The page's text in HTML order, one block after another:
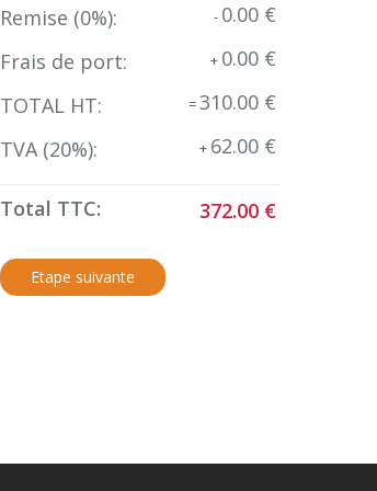
Remise (0%): - 0.00 €
Frais de port:
+ 0.00 €
TOTAL HT:
=310.00 €
TVA (20%): + 62.00 €
Total TTC: 372.00 €